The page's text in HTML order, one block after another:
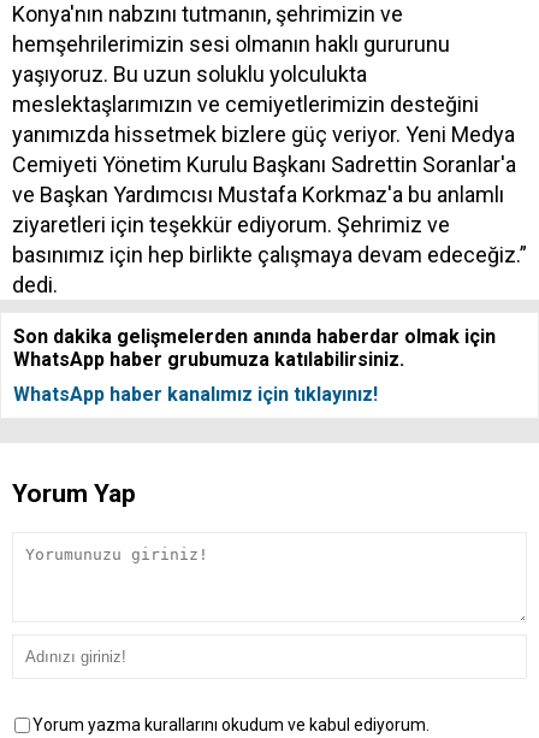
Konya'nın nabzını tutmanın, şehrimizin ve
hemşehrilerimizin sesi olmanın haklı gururunu
yaşıyoruz. Bu uzun soluklu yolculukta
meslektaşlarımızın ve cemiyetlerimizin desteğini
yanımızda hissetmek bizlere güç veriyor. Yeni Medya
Cemiyeti Yönetim Kurulu Başkanı Sadrettin Soranlar'a
ve Başkan Yardımcısı Mustafa Korkmaz'a bu anlamlı
ziyaretleri için teşekkür ediyorum. Şehrimiz ve
basınımız için hep birlikte çalışmaya devam edeceğiz.”
dedi.
Son dakika gelişmelerden anında haberdar olmak için
WhatsApp haber grubumuza katılabilirsiniz.
WhatsApp haber kanalımız için tıklayınız!
Yorum Yap
Yorum yazma kurallarını okudum ve kabul ediyorum.